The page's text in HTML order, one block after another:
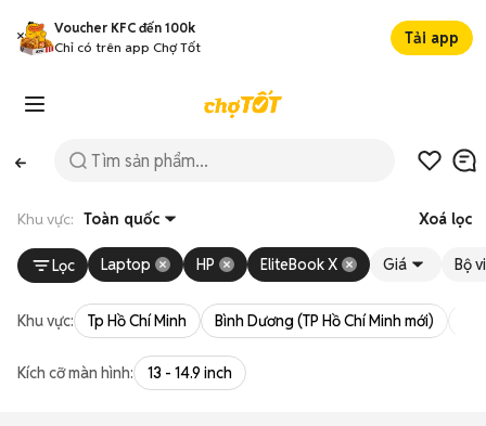
Voucher KFC đến 100k
Chỉ có trên app Chợ Tốt
Tải app
Khu vực: Toàn quốc Xoá lọc
Lọc Laptop HP EliteBook X Giá Bộ
Khu vực: Tp Hồ Chí Minh Bình Dương (TP Hồ Chí Minh mới)
Kích cỡ màn hình: 13 - 14.9 inch